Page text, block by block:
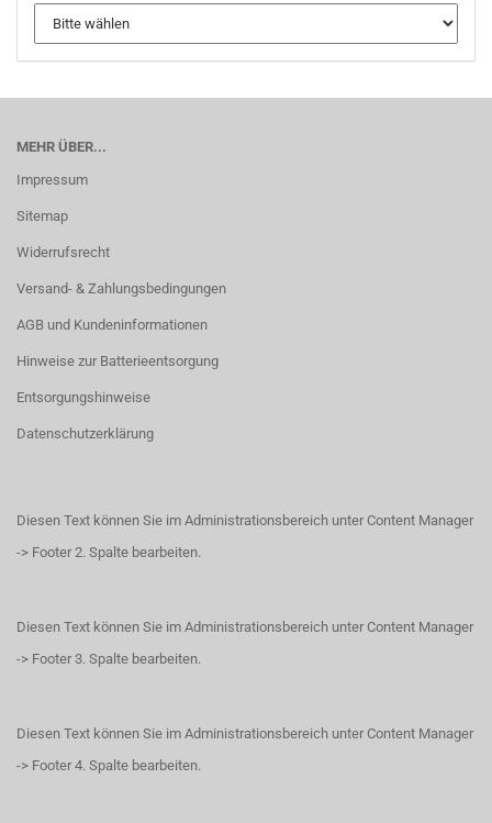
MEHR ÜBER...
Impressum
Sitemap
Widerrufsrecht
Versand- & Zahlungsbedingungen
AGB und Kundeninformationen
Hinweise zur Batterieentsorgung
Entsorgungshinweise
Datenschutzerklärung
Diesen Text können Sie im Administrationsbereich unter Content Manager
-> Footer 2. Spalte bearbeiten.
Diesen Text können Sie im Administrationsbereich unter Content Manager
-> Footer 3. Spalte bearbeiten.
Diesen Text können Sie im Administrationsbereich unter Content Manager
-> Footer 4. Spalte bearbeiten.